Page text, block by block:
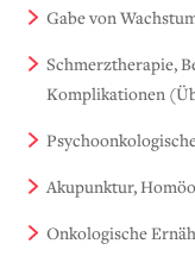
Gabe von
Schmerztherapie,
Komplikationen
Akupunktur,
Onkologische